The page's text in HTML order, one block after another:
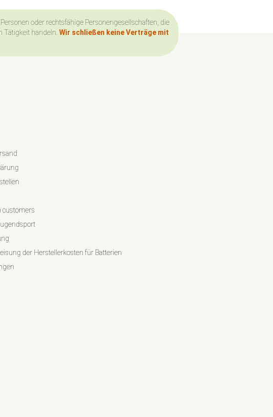
oder rechtsfähige Personengesellschaften, die
handeln. Wir schließen keine Verträge mit
customers
der Herstellerkosten für Batterien